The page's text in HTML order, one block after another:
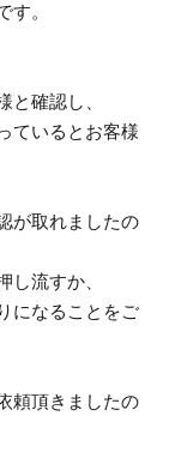
す。
と確認し、
ているとお客様
が取れましたの
し流すか、
になることをご
頼頂きましたの